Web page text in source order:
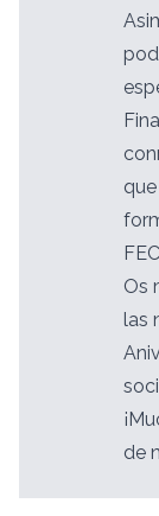
Os
las
de